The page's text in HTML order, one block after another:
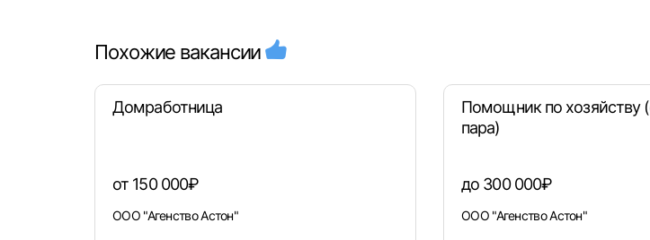
Выберите город
Санкт-Петербург Ижевск
Пароль
Похожие вакансии
Домработница
от 150 000₽
ООО "Агенство Астон"
Помощник по хозяйству
пара)
до 300 000₽
ООО "Агенство Астон"